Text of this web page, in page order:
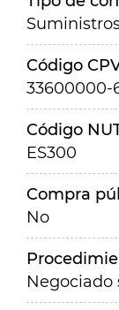
Código
33600000-
Código
ES300
Compra
No